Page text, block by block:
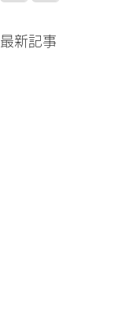
最新記事